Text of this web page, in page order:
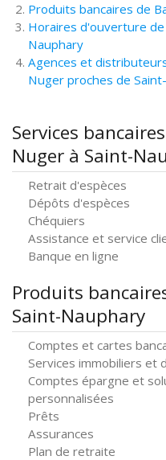
Produits bancaires de
Horaires d'ouverture
Nauphary
Agences et
Nuger proches de
Services
Nuger à Saint-
Retrait d'espèces
Dépôts d'espèces
Chéquiers
Assistance et service
Banque en ligne
Produits
Saint-Nauphary
Comptes et cartes
Services immobiliers et
Comptes épargne et
personnalisées
Prêts
Assurances
Plan de retraite